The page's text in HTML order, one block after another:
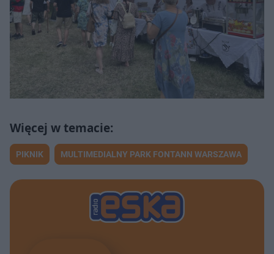
PIKNIK MULTIMEDIALNY PARK FONTANN WARSZAWA